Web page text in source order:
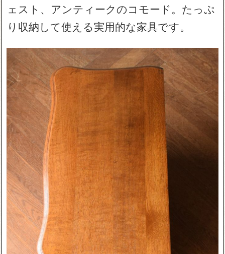
ェスト、アンティークのコモード。たっぷ
り収納して使える実用的な家具です。